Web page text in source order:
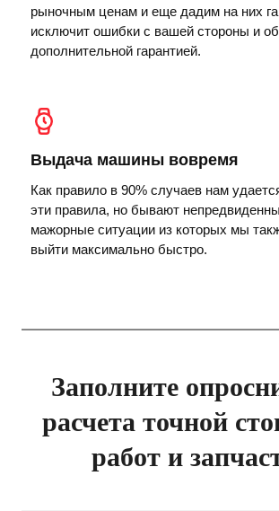
рыночным ценам и еще дадим на них
исключит ошибки с вашей стороны и
дополнительной гарантией.
Выдача машины вовремя
Как правило в 90% случаев нам
эти правила, но бывают
мажорные ситуации из которых мы
выйти максимально быстро.
Заполните
расчета точной
работ и